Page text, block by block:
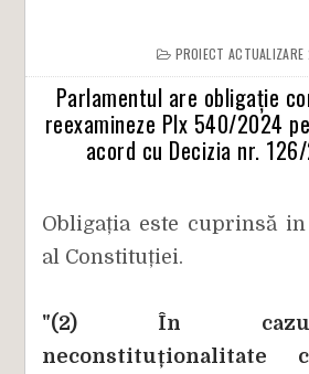
PROIECT
Parlamentul are obligație
reexamineze Plx 540/2024
acord cu Decizia nr.
Obligația este cuprinsă in
al Constituției.
"(2) În
neconstituționalitate